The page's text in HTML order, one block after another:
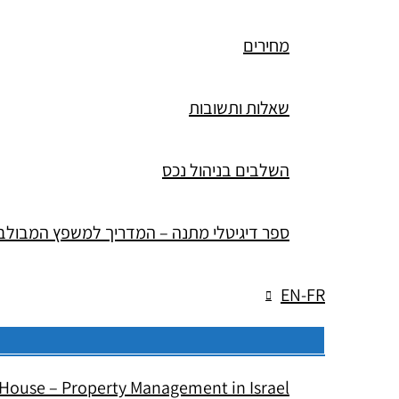
מחירים
שאלות ותשובות
השלבים בניהול נכס
ספר דיגיטלי מתנה – המדריך למשפץ
EN-FR
– Property Management in Israel